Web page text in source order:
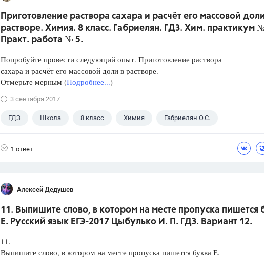
Приготовление раствора сахара и расчёт его массовой
растворе. Химия. 8 класс. Габриелян. ГДЗ. Хим. практикум
Практ. работа № 5.
Попробуйте провести следующий опыт. Приготовление раствора
сахара и расчёт его массовой доли в растворе.
Отмерьте мерным (Подробнее...)
3 сентября 2017
ГДЗ Школа 8 класс Химия Габриелян О.С.
1 ответ
Алексей Дедушев
11. Выпишите слово, в котором на месте пропуска пишется
Е. Русский язык ЕГЭ-2017 Цыбулько И. П. ГДЗ. Вариант 12.
11.
Выпишите слово, в котором на месте пропуска пишется буква Е.